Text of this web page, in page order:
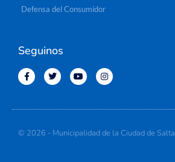
Defensa del Consumidor
Seguinos
© 2026 - Municipalidad de la Ciudad de Salta